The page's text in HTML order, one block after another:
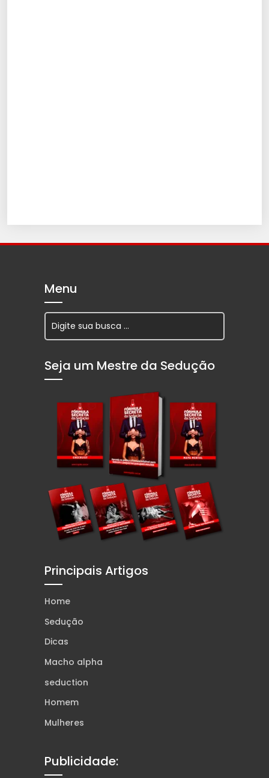
Menu
Seja um Mestre da Sedução
Principais Artigos
Home
Sedução
Dicas
Macho alpha
seduction
Homem
Mulheres
Publicidade: